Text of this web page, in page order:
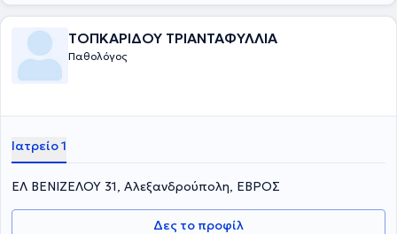
ΤΟΠΚΑΡΙΔΟΥ ΤΡΙΑΝΤΑΦΥΛΛΙΑ
Παθολόγος
Ιατρείο 1
ΕΛ ΒΕΝΙΖΕΛΟΥ 31, Αλεξανδρούπολη, ΕΒΡΟΣ
Δες το προφίλ